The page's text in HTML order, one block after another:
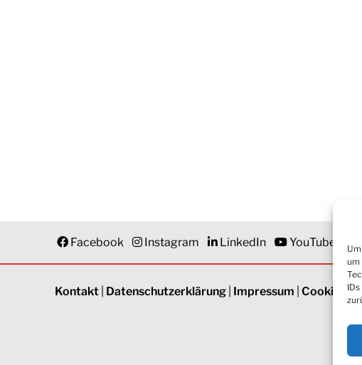
um
Facebook Instagram LinkedIn YouTube
Kontakt| Datenschutzerklärung| Impressum Cookie-